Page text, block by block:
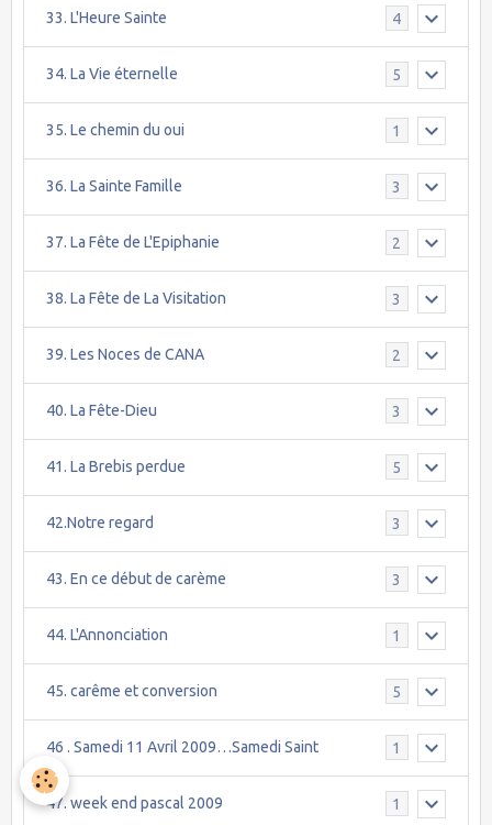
33. L'Heure Sainte 4
34. La Vie éternelle 5
35. Le chemin du oui 1
36. La Sainte Famille 3
37. La Fête de L'Epiphanie 2
38. La Fête de La Visitation 3
39. Les Noces de CANA 2
40. La Fête-Dieu 3
41. La Brebis perdue 5
42.Notre regard 3
43. En ce début de carème 3
44. L'Annonciation 1
45. carême et conversion 5
46 . Samedi 11 Avril 2009…Samedi Saint 1
47. week end pascal 2009 1